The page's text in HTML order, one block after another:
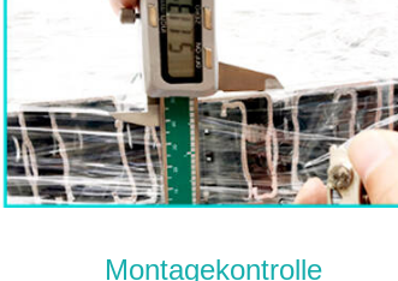
Montagekontrolle